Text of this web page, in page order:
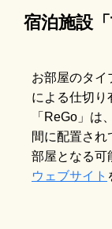
宿泊施設
お部屋のタイ
による仕切り
「ReGo」は
間に配置さ
部屋となる可
ウェブサイト